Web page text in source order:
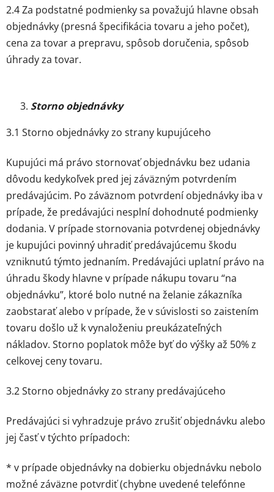
2.4 Za podstatné podmienky sa považujú hlavne obsah
objednávky (presná špecifikácia tovaru a jeho počet),
cena za tovar a prepravu, spôsob doručenia, spôsob
úhrady za tovar.
Storno objednávky
3.1 Storno objednávky zo strany kupujúceho
Kupujúci má právo stornovať objednávku bez udania
dôvodu kedykoľvek pred jej záväzným potvrdením
predávajúcim. Po záväznom potvrdení objednávky iba v
prípade, že predávajúci nesplní dohodnuté podmienky
dodania. V prípade stornovania potvrdenej objednávky
je kupujúci povinný uhradiť predávajúcemu škodu
vzniknutú týmto jednaním. Predávajúci uplatní právo na
úhradu škody hlavne v prípade nákupu tovaru “na
objednávku”, ktoré bolo nutné na želanie zákazníka
zaobstarať alebo v prípade, že v súvislosti so zaistením
tovaru došlo už k vynaloženiu preukázateľných
nákladov. Storno poplatok môže byť do výšky až 50% z
celkovej ceny tovaru.
3.2 Storno objednávky zo strany predávajúceho
Predávajúci si vyhradzuje právo zrušiť objednávku alebo
jej časť v týchto prípadoch:
* v prípade objednávky na dobierku objednávku nebolo
možné záväzne potvrdiť (chybne uvedené telefónne